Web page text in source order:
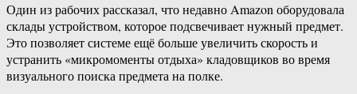
Один из рабочих рассказал, что недавно Amazon оборудовала
склады устройством, которое подсвечивает нужный предмет.
Это позволяет системе ещё больше увеличить скорость и
устранить «микромоменты отдыха» кладовщиков во время
визуального поиска предмета на полке.